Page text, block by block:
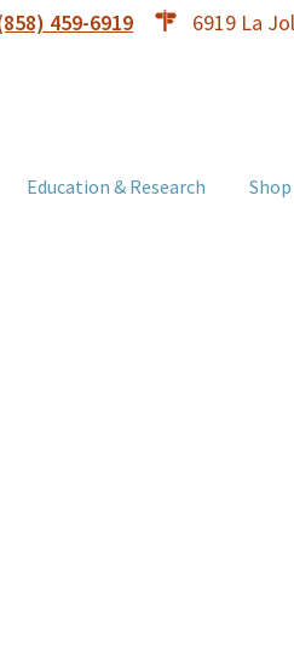
459-6919 6919 La
Education & Research Shop